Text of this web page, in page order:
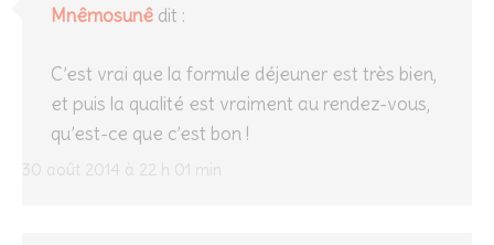
Mnêmosunê dit :
30 août 2014 à 22 h 01 min
C’est vrai que la formule déjeuner est très bien,
et puis la qualité est vraiment au rendez-vous,
qu’est-ce que c’est bon !